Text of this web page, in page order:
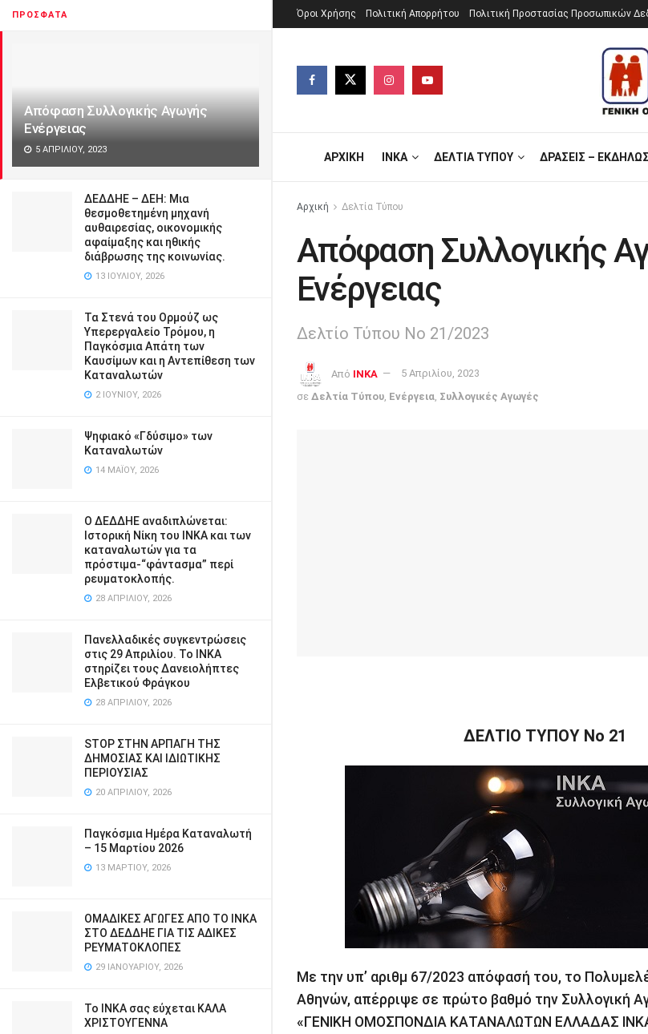
ΠΡΌΣΦΑΤΑ
Απόφαση Συλλογικής Αγωγής
Ενέργειας
5 ΑΠΡΙΛΊΟΥ, 2023
ΔΕΔΔΗΕ – ΔΕΗ: Μια
θεσμοθετημένη μηχανή
αυθαιρεσίας, οικονομικής
αφαίμαξης και ηθικής
διάβρωσης της κοινωνίας.
13 ΙΟΥΛΊΟΥ, 2026
Τα Στενά του Ορμούζ ως
Υπερεργαλείο Τρόμου, η
Παγκόσμια Απάτη των
Καυσίμων και η Αντεπίθεση των
Καταναλωτών
2 ΙΟΥΝΊΟΥ, 2026
Ψηφιακό «Γδύσιμο» των
Καταναλωτών
14 ΜΑΪ́ΟΥ, 2026
Ο ΔΕΔΔΗΕ αναδιπλώνεται:
Ιστορική Νίκη του ΙΝΚΑ και των
καταναλωτών για τα
πρόστιμα-“φάντασμα” περί
ρευματοκλοπής.
28 ΑΠΡΙΛΊΟΥ, 2026
Πανελλαδικές συγκεντρώσεις
στις 29 Απριλίου. Το ΙΝΚΑ
στηρίζει τους Δανειολήπτες
Ελβετικού Φράγκου
28 ΑΠΡΙΛΊΟΥ, 2026
STOP ΣΤΗΝ ΑΡΠΑΓΗ ΤΗΣ
ΔΗΜΟΣΙΑΣ ΚΑΙ ΙΔΙΩΤΙΚΗΣ
ΠΕΡΙΟΥΣΙΑΣ
20 ΑΠΡΙΛΊΟΥ, 2026
Παγκόσμια Ημέρα Καταναλωτή
– 15 Μαρτίου 2026
13 ΜΑΡΤΊΟΥ, 2026
ΟΜΑΔΙΚΕΣ ΑΓΩΓΕΣ ΑΠΟ ΤΟ ΙΝΚΑ
ΣΤΟ ΔΕΔΔΗΕ ΓΙΑ ΤΙΣ ΑΔΙΚΕΣ
ΡΕΥΜΑΤΟΚΛΟΠΕΣ
29 ΙΑΝΟΥΑΡΊΟΥ, 2026
Το ΙΝΚΑ σας εύχεται ΚΑΛΑ
ΧΡΙΣΤΟΥΓΕΝΝΑ
Όροι Χρήσης Πολιτική Aπορρήτου Πολιτική Προστασίας Προσωπικών
ΑΡΧΙΚΉ ΙΝΚΑ ΔΕΛΤΊΑ ΤΎΠΟΥ ΔΡΆΣΕΙΣ –
Αρχική Δελτία Τύπου
Απόφαση Συλλογικής
Ενέργειας
Δελτίο Τύπου Νο 21/2023
Από INKA
5 Απριλίου, 2023
σε Δελτία Τύπου, Ενέργεια, Συλλογικές Αγωγές
ΔΕΛΤΙΟ ΤΥΠΟΥ Νο 21
Με την υπ’ αριθμ 67/2023 απόφασή του, το
Αθηνών, απέρριψε σε πρώτο βαθμό την Συλλογική
«ΓΕΝΙΚΗ ΟΜΟΣΠΟΝΔΙΑ ΚΑΤΑΝΑΛΩΤΩΝ ΕΛΛΑΔΑΣ ΙΝΚΑ